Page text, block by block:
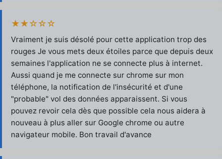
★★☆☆☆
Vraiment je suis désolé pour cette application trop des
rouges Je vous mets deux étoiles parce que depuis deux
semaines l'application ne se connecte plus à internet.
Aussi quand je me connecte sur chrome sur mon
téléphone, la notification de l'insécurité et d'une
"probable" vol des données apparaissent. Si vous
pouvez revoir cela dès que possible cela nous aidera à
nouveau à plus aller sur Google chrome ou autre
navigateur mobile. Bon travail d'avance